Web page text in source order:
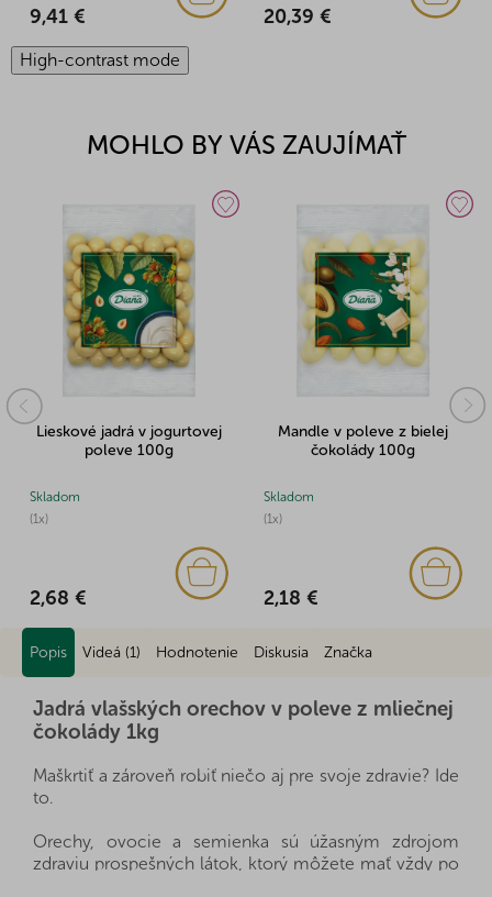
9,41 € 20,39 €
High-contrast mode
MOHLO BY VÁS ZAUJÍMAŤ
Lieskové jadrá v jogurtovej
poleve 100g
(1x)
Skladom
2,68 €
Mandle v poleve z bielej
čokolády 100g
(1x)
Skladom
2,18 €
Popis Videá (1) Hodnotenie Diskusia Značka
Jadrá vlašských orechov v poleve z mliečnej
čokolády 1kg
Maškrtiť a zároveň robiť niečo aj pre svoje zdravie? Ide
to.
Orechy, ovocie a semienka sú úžasným zdrojom
zdraviu prospešných látok, ktorý môžete mať vždy po